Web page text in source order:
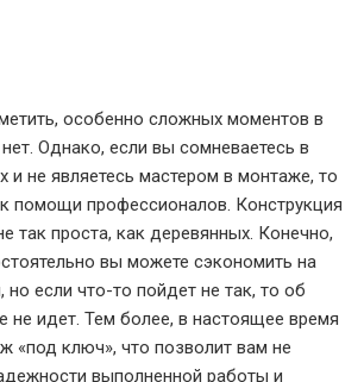
особенно сложных моментов в
Однако, если вы сомневаетесь в
и не являетесь мастером в монтаже, то
помощи профессионалов. Конструкция
так проста, как деревянных. Конечно,
вы можете сэкономить на
но если что-то пойдет не так, то об
не идет. Тем более, в настоящее время
«под ключ», что позволит вам не
выполненной работы и